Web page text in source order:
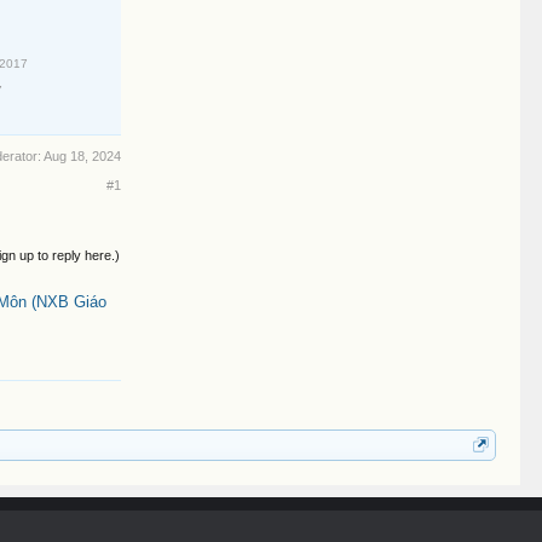
Aug 18, 2024
#1
up to reply here.)
(NXB Giáo